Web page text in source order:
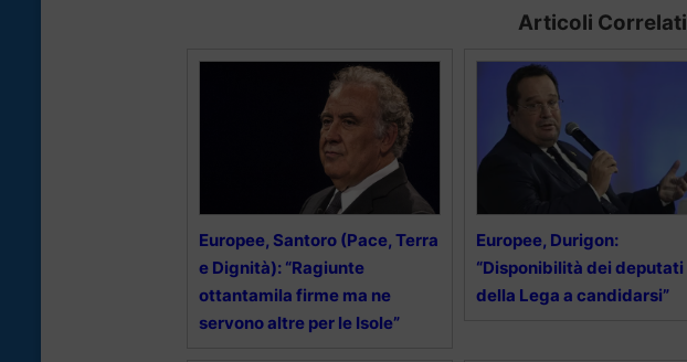
Articoli Correlati
Europee, Santoro (Pace, Terra
e Dignità): “Ragiunte
ottantamila firme ma ne
servono altre per le Isole”
Europee, Durigon:
“Disponibilità dei deputati
della Lega a candidarsi”